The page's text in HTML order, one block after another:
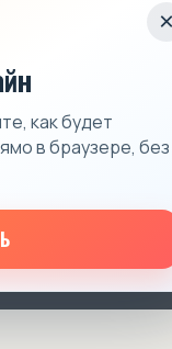
как будет
в браузере, без